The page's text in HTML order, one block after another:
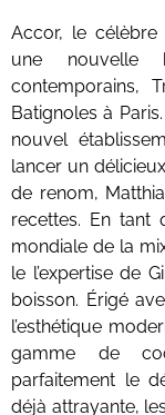
Accor, le
une nouvelle
contemporains,
Batignoles à
nouvel
lancer un
de renom,
recettes. En tant
mondiale de la
le l’expertise de
boisson. Érigé
l’esthétique
gamme de
parfaitement le
déjà attrayante,